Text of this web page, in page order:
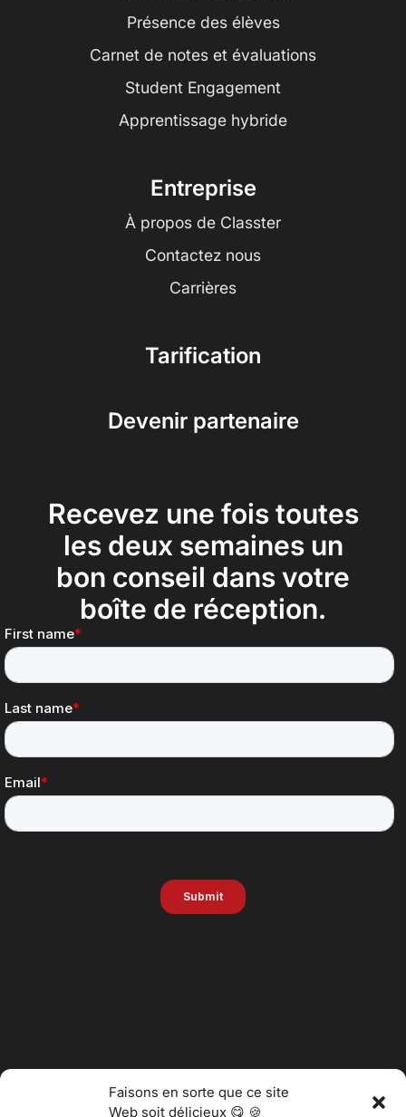
Faisons en sorte que ce site
Web soit délicieux 😋 🍪
Présence des élèves
Carnet de notes et évaluations
Student Engagement
Apprentissage hybride
Entreprise
À propos de Classter
Contactez nous
Carrières
Tarification
Devenir partenaire
Recevez une fois toutes
les deux semaines un
bon conseil dans votre
boîte de réception.